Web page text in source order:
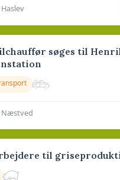
søges til
Næstved
til